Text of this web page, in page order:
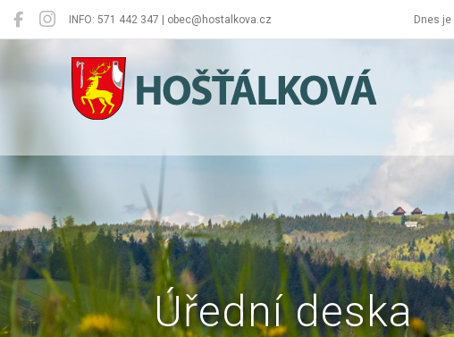
INFO: 571 442 347 | obec@hostalkova.cz Dnes je
Hošťálková
Úřední deska